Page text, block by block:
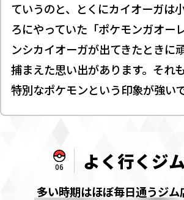
ていうのと、とくにカイオーガは
ろにやっていた「ポケモンガオー
ンシカイオーガが出てきたときに
捕まえた思い出があります。それ
特別なポケモンという印象が強いで
06 よく行くジ
多い時期はほぼ毎日通うジム